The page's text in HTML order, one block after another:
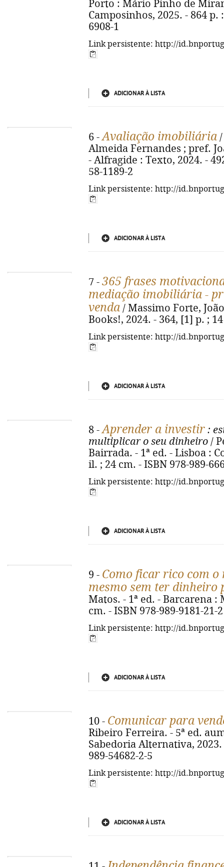
Porto : Mário Pinho de
Camposinhos, 2025. - 864 p.
6908-1
Link persistente: http://
ADICIONAR À LISTA
6 -Avaliação imobiliária
Almeida Fernandes ; pref.
- Alfragide : Texto, 2024. -
58-1189-2
Link persistente: http://
ADICIONAR À LISTA
7 - 365 frases
mediação imobiliária -
venda / Massimo Forte,
Books!, 2024. - 364, [1] p. ;
Link persistente: http://
ADICIONAR À LISTA
8 -Aprender a investir :
multiplicar o seu dinheiro /
Bairrada. - 1ª ed. - Lisboa :
il. ; 24 cm. - ISBN 978-989-
Link persistente: http://
ADICIONAR À LISTA
9 - Como ficar rico com
mesmo sem ter dinheiro
Matos. - 1ª ed. - Barcarena :
cm. - ISBN 978-989-9181-21-2
Link persistente: http://
ADICIONAR À LISTA
10 - Comunicar para
Ribeiro Ferreira. - 5ª ed.
Sabedoria Alternativa, 2023.
989-54682-2-5
Link persistente: http://
ADICIONAR À LISTA